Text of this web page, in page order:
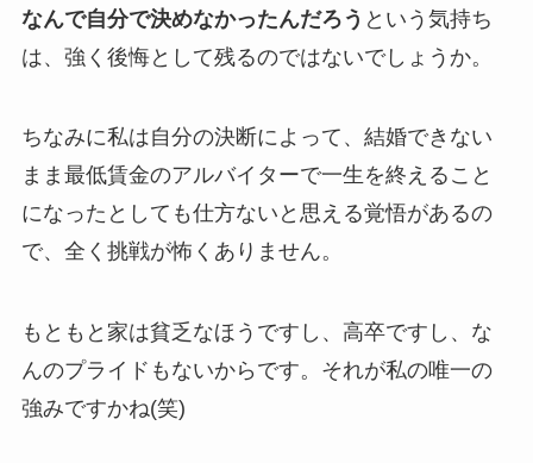
なんで自分で決めなかったんだろう という気持ち
は、強く後悔として残るのではないでしょうか。
ちなみに私は自分の決断によって、結婚できない
まま最低賃金のアルバイターで一生を終えること
になったとしても仕方ないと思える覚悟があるの
で、全く挑戦が怖くありません。
もともと家は貧乏なほうですし、高卒ですし、な
んのプライドもないからです。それが私の唯一の
強みですかね(笑)